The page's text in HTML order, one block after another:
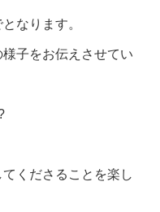
なります。
子をお伝えさせてい
くださることを楽し